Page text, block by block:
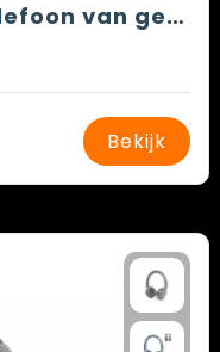
Loop Bluetooth® koptelefoon van gerecycled plastic
Bekijk